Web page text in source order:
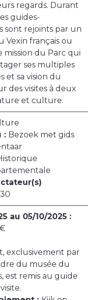
regards. Durant
guides-
sont rejoints par un
Vexin français ou
mission du Parc qui
ses multiples
et sa vision du
des visites à deux
et culture.
: Bezoek met gids
30
au 05/10/2025 :
exclusivement par
du musée du
est remis au guide